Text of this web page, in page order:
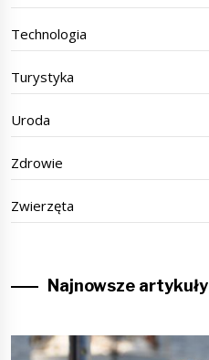
Technologia
Turystyka
Uroda
Zdrowie
Zwierzęta
Najnowsze artykuły